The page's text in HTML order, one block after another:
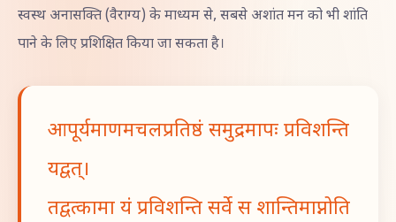
स्वस्थ अनासक्ति (वैराग्य) के माध्यम से, सबसे अशांत मन को भी शांति
पाने के लिए प्रशिक्षित किया जा सकता है।
आपूर्यमाणमचलप्रतिष्ठं समुद्रमापः प्रविशन्ति
यद्वत्।
तद्वत्कामा यं प्रविशन्ति सर्वे स शान्तिमाप्नोति